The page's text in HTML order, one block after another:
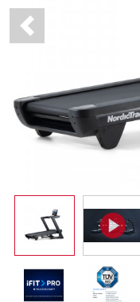
Previous